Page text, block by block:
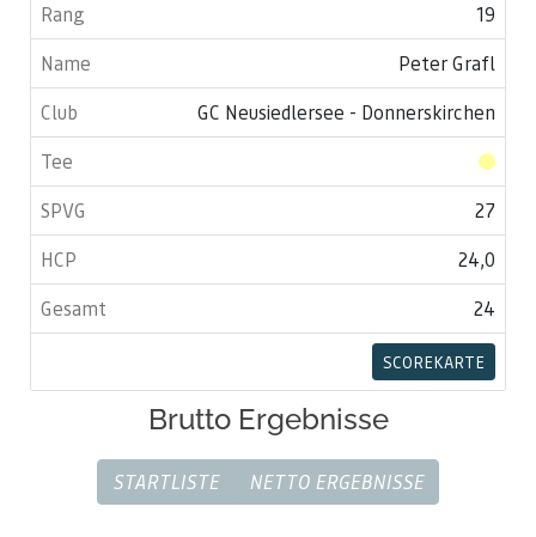
19
Peter Grafl
GC Neusiedlersee - Donnerskirchen
27
24,0
24
SCOREKARTE
Brutto Ergebnisse
STARTLISTE NETTO ERGEBNISSE